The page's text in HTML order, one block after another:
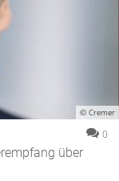
© Cremer
0
über